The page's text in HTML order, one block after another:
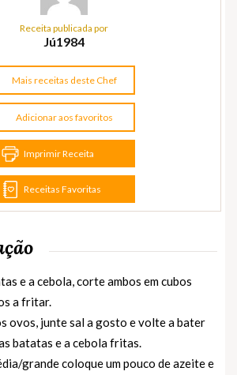
Receita publicada por
Jú1984
Mais receitas deste Chef
Adicionar aos favoritos
Imprimir Receita
Receitas Favoritas
e a cebola, corte ambos em cubos
a fritar.
ovos, junte sal a gosto e volte a bater
batatas e a cebola fritas.
grande coloque um pouco de azeite e